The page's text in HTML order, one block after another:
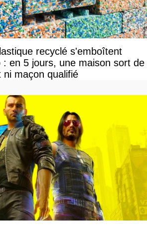
recyclé s'emboîtent
en 5 jours, une maison sort de
maçon qualifié